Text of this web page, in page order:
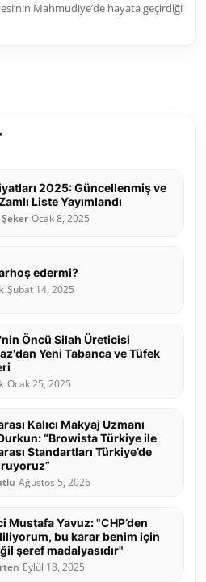
Mahmudiye’de hayata geçirdiği
2025: Güncellenmiş ve
Liste Yayımlandı
Ocak 8, 2025
edermi?
Şubat 14, 2025
Öncü Silah Üreticisi
Yeni Tabanca ve Tüfek
Ocak 25, 2025
Kalıcı Makyaj Uzmanı
“Browista Türkiye ile
Standartları Türkiye’de
Ağustos 5, 2026
Mustafa Yavuz: "CHP’den
bu karar benim için
şeref madalyasıdır"
Eylül 18, 2025